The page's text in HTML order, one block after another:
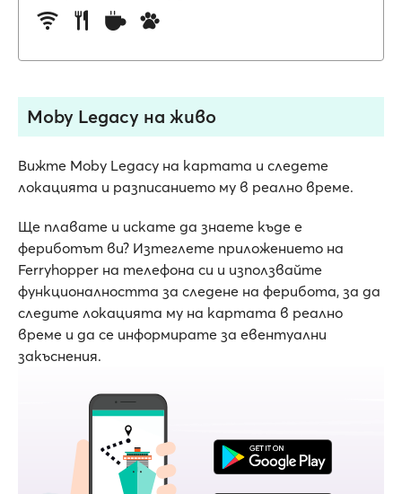
Moby Legacy на живо
Вижте Moby Legacy на картата и следете
локацията и разписанието му в реално време.
Ще плавате и искате да знаете къде е
фериботът ви? Изтеглете приложението на
Ferryhopper на телефона си и използвайте
функционалността за следене на ферибота, за да
следите локацията му на картата в реално
време и да се информирате за евентуални
закъснения.